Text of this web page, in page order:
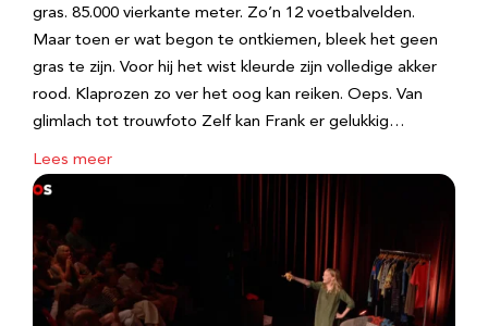
gras. 85.000 vierkante meter. Zo’n 12 voetbalvelden.
Maar toen er wat begon te ontkiemen, bleek het geen
gras te zijn. Voor hij het wist kleurde zijn volledige akker
rood. Klaprozen zo ver het oog kan reiken. Oeps. Van
glimlach tot trouwfoto Zelf kan Frank er gelukkig…
Lees meer